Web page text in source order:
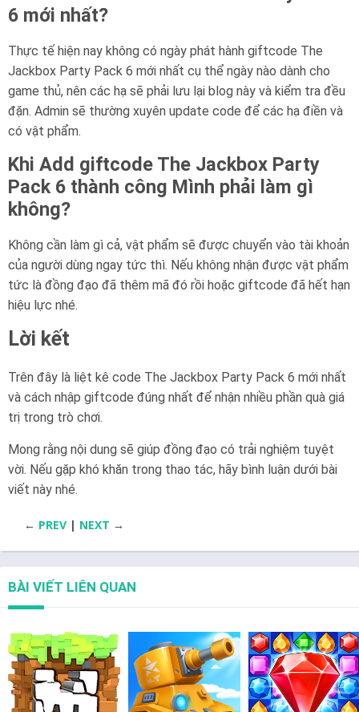
6 mới nhất?
Thực tế hiện nay không có ngày phát hành giftcode The
Jackbox Party Pack 6 mới nhất cụ thể ngày nào dành cho
game thủ, nên các hạ sẽ phải lưu lại blog này và kiểm tra đều
đặn. Admin sẽ thường xuyên update code để các hạ điền và
có vật phẩm.
Khi Add giftcode The Jackbox Party
Pack 6 thành công Mình phải làm gì
không?
Không cần làm gì cả, vật phẩm sẽ được chuyển vào tài khoản
của người dùng ngay tức thì. Nếu không nhận được vật phẩm
tức là đồng đạo đã thêm mã đó rồi hoặc giftcode đã hết hạn
hiệu lực nhé.
Lời kết
Trên đây là liệt kê code The Jackbox Party Pack 6 mới nhất
và cách nhập giftcode đúng nhất để nhận nhiều phần quà giá
trị trong trò chơi.
Mong rằng nội dung sẽ giúp đồng đạo có trải nghiệm tuyệt
vời. Nếu gặp khó khăn trong thao tác, hãy bình luận dưới bài
viết này nhé.
← PREV | NEXT →
BÀI VIẾT LIÊN QUAN